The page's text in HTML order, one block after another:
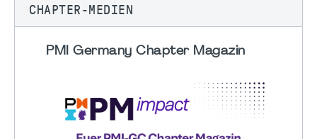
CHAPTER-MEDIEN
PMI Germany Chapter Magazin